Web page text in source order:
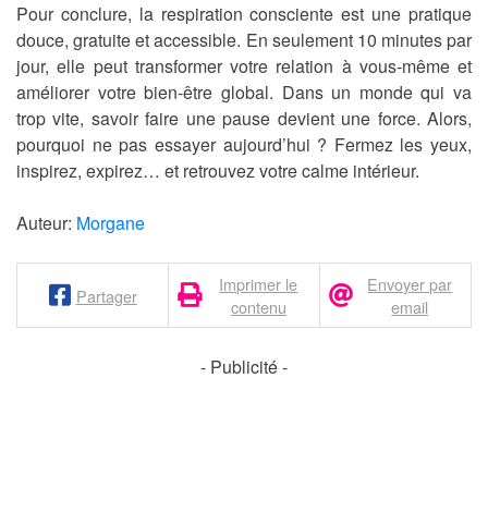
Pour conclure, la respiration consciente est une pratique
douce, gratuite et accessible. En seulement 10 minutes par
jour, elle peut transformer votre relation à vous-même et
améliorer votre bien-être global. Dans un monde qui va
trop vite, savoir faire une pause devient une force. Alors,
pourquoi ne pas essayer aujourd’hui ? Fermez les yeux,
inspirez, expirez… et retrouvez votre calme intérieur.
Auteur: Morgane
Partager
Imprimer le
contenu
Envoyer par
email
- Publicité -